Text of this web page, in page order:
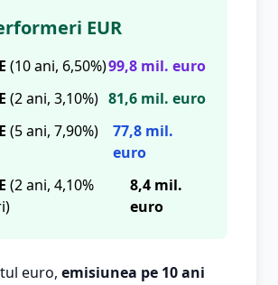
EUR
(10 ani, 6,50%)99,8 mil. euro
(2 ani, 3,10%) 81,6 mil. euro
(5 ani, 7,90%)
77,8 mil.
euro
(2 ani, 4,10%
8,4 mil.
euro
euro, emisiunea pe 10 ani